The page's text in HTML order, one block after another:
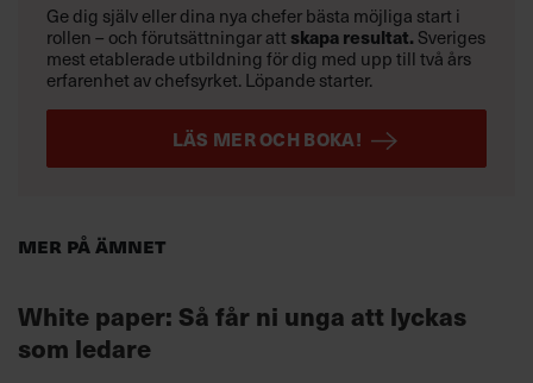
Mer på ämnet
White paper: Så får ni unga att lyckas
som ledare
Ge dig själv eller dina nya chefer bästa möjliga start i
rollen – och förutsättningar att skapa resultat. Sveriges
mest etablerade utbildning för dig med upp till två års
erfarenhet av chefsyrket. Löpande starter.
LÄS MER OCH BOKA!